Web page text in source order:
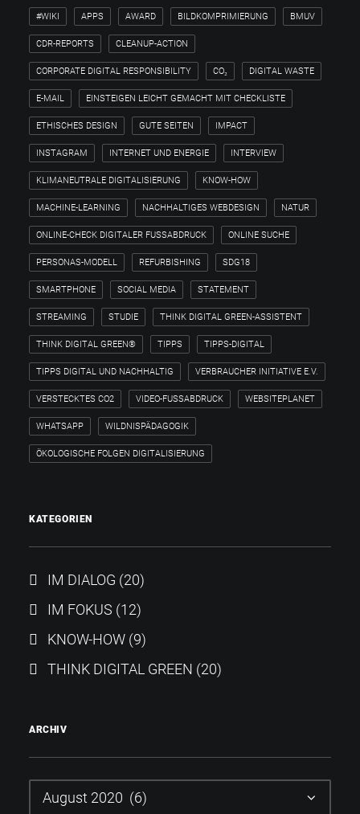
#WIKI APPS AWARD BILDKOMPRIMIERUNG BMUV
CDR-REPORTS CLEANUP-ACTION
CORPORATE DIGITAL RESPONSIBILITY CO₂ DIGITAL WASTE
E-MAIL EINSTEIGEN LEICHT GEMACHT MIT CHECKLISTE
ETHISCHES DESIGN GUTE SEITEN IMPACT
INSTAGRAM INTERNET UND ENERGIE INTERVIEW
KLIMANEUTRALE DIGITALISIERUNG KNOW-HOW
MACHINE-LEARNING NACHHALTIGES WEBDESIGN NATUR
ONLINE-CHECK DIGITALER FUSSABDRUCK ONLINE SUCHE
PERSONAS-MODELL REFURBISHING SDG18
SMARTPHONE SOCIAL MEDIA STATEMENT
STREAMING STUDIE THINK DIGITAL GREEN-ASSISTENT
THINK DIGITAL GREEN® TIPPS TIPPS-DIGITAL
TIPPS DIGITAL UND NACHHALTIG VERBRAUCHER INITIATIVE E.V.
VERSTECKTES CO2 VIDEO-FUSSABDRUCK WEBSITEPLANET
WHATSAPP WILDNISPÄDAGOGIK
ÖKOLOGISCHE FOLGEN DIGITALISIERUNG
KATEGORIEN
IM DIALOG (20)
IM FOKUS (12)
KNOW-HOW (9)
THINK DIGITAL GREEN (20)
ARCHIV
Archiv